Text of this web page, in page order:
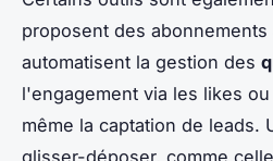
proposent des abonnements
automatisent la gestion des
l'engagement via les likes
même la captation de leads.
glisser-déposer, comme